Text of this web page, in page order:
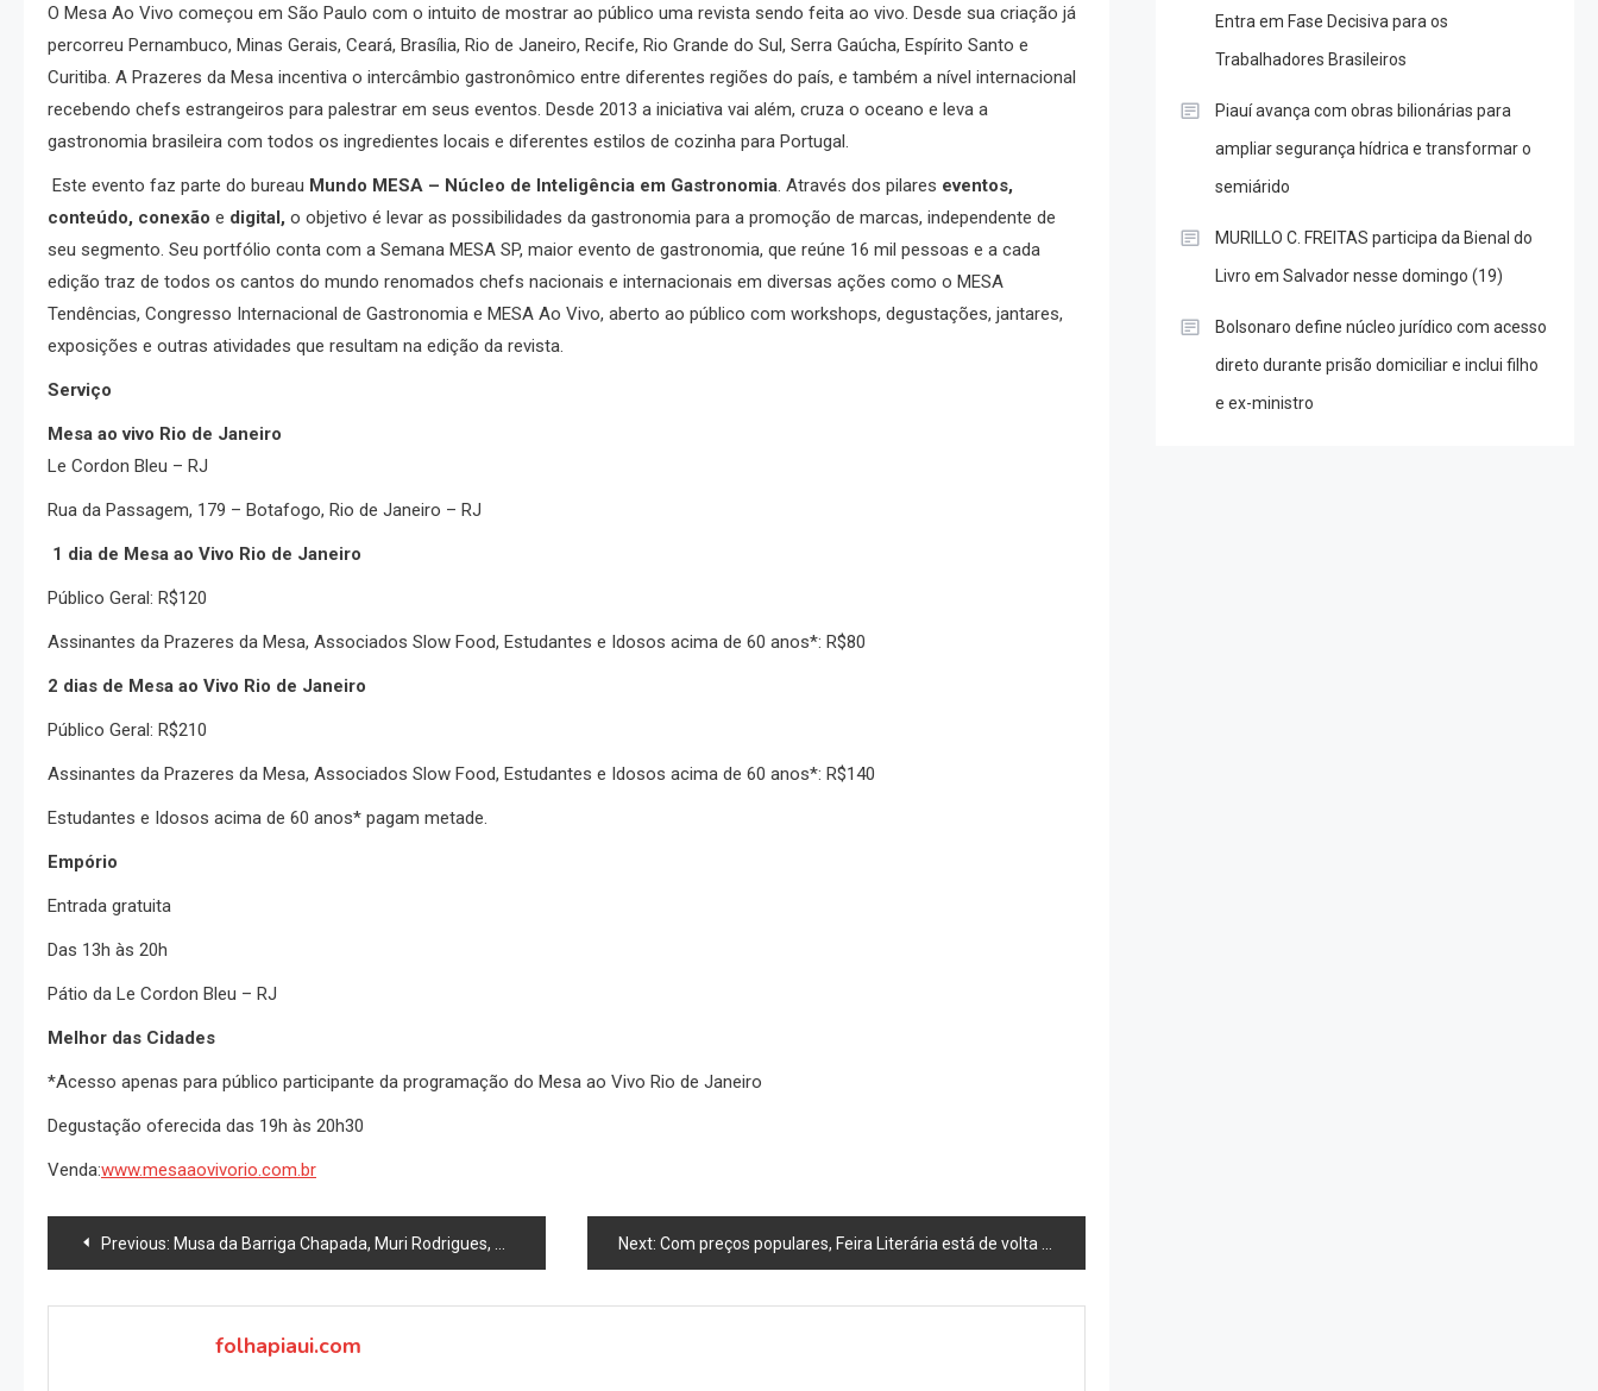
O Mesa Ao Vivo começou em São Paulo com o intuito de mostrar ao público uma revista sendo feita ao vivo. Desde sua criação já
percorreu Pernambuco, Minas Gerais, Ceará, Brasília, Rio de Janeiro, Recife, Rio Grande do Sul, Serra Gaúcha, Espírito Santo e
Curitiba. A Prazeres da Mesa incentiva o intercâmbio gastronômico entre diferentes regiões do país, e também a nível internacional
recebendo chefs estrangeiros para palestrar em seus eventos. Desde 2013 a iniciativa vai além, cruza o oceano e leva a
gastronomia brasileira com todos os ingredientes locais e diferentes estilos de cozinha para Portugal.
Este evento faz parte do bureau Mundo MESA – Núcleo de Inteligência em Gastronomia. Através dos pilares eventos,
conteúdo, conexão e digital, o objetivo é levar as possibilidades da gastronomia para a promoção de marcas, independente de
seu segmento. Seu portfólio conta com a Semana MESA SP, maior evento de gastronomia, que reúne 16 mil pessoas e a cada
edição traz de todos os cantos do mundo renomados chefs nacionais e internacionais em diversas ações como o MESA
Tendências, Congresso Internacional de Gastronomia e MESA Ao Vivo, aberto ao público com workshops, degustações, jantares,
exposições e outras atividades que resultam na edição da revista.
Serviço
Mesa ao vivo Rio de Janeiro
Le Cordon Bleu – RJ
Rua da Passagem, 179 – Botafogo, Rio de Janeiro – RJ
1 dia de Mesa ao Vivo Rio de Janeiro
Público Geral: R$120
Assinantes da Prazeres da Mesa, Associados Slow Food, Estudantes e Idosos acima de 60 anos*: R$80
2 dias de Mesa ao Vivo Rio de Janeiro
Público Geral: R$210
Assinantes da Prazeres da Mesa, Associados Slow Food, Estudantes e Idosos acima de 60 anos*: R$140
Estudantes e Idosos acima de 60 anos* pagam metade.
Empório
Entrada gratuita
Das 13h às 20h
Pátio da Le Cordon Bleu – RJ
Melhor das Cidades
*Acesso apenas para público participante da programação do Mesa ao Vivo Rio de Janeiro
Degustação oferecida das 19h às 20h30
Venda:www.mesaaovivorio.com.br
Navegação
de
Previous: Musa da Barriga Chapada, Muri Rodrigues, está de volta: “Gosto mais de mim agora” Next: Com preços populares, Feira Literária está de volta ao Centro de Queimados
folhapiaui.com
Entra em Fase Decisiva para os
Trabalhadores Brasileiros
Piauí avança com obras bilionárias para
ampliar segurança hídrica e transformar o
semiárido
MURILLO C. FREITAS participa da Bienal do
Livro em Salvador nesse domingo (19)
Bolsonaro define núcleo jurídico com acesso
direto durante prisão domiciliar e inclui filho
e ex-ministro